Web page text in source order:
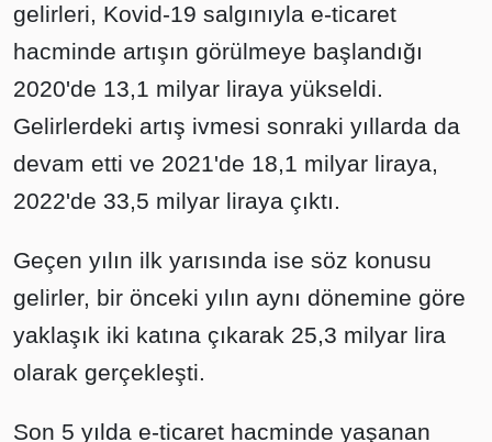
gelirleri, Kovid-19 salgınıyla e-ticaret
hacminde artışın görülmeye başlandığı
2020'de 13,1 milyar liraya yükseldi.
Gelirlerdeki artış ivmesi sonraki yıllarda da
devam etti ve 2021'de 18,1 milyar liraya,
2022'de 33,5 milyar liraya çıktı.
Geçen yılın ilk yarısında ise söz konusu
gelirler, bir önceki yılın aynı dönemine göre
yaklaşık iki katına çıkarak 25,3 milyar lira
olarak gerçekleşti.
Son 5 yılda e-ticaret hacminde yaşanan